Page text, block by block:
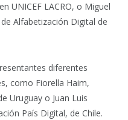
UNICEF LACRO, o Miguel
Alfabetización Digital de
diferentes
como Fiorella Haim,
Uruguay o Juan Luis
País Digital, de Chile.